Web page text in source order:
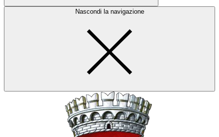
Nascondi la navigazione